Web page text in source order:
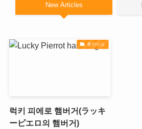
New Articles
홋카이도
럭키 피에로 햄버거(ラッキ
ーピエロ의 햄버거)